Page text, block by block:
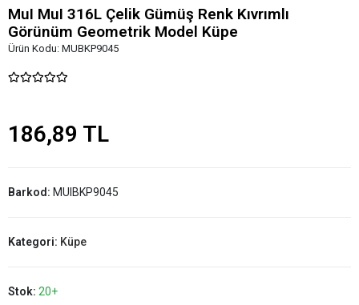
MuI MuI 316L Çelik Gümüş Renk Kıvrımlı
Görünüm Geometrik Model Küpe
Ürün Kodu: MUBKP9045
186,89 TL
Barkod: MUIBKP9045
Kategori: Küpe
Stok: 20+